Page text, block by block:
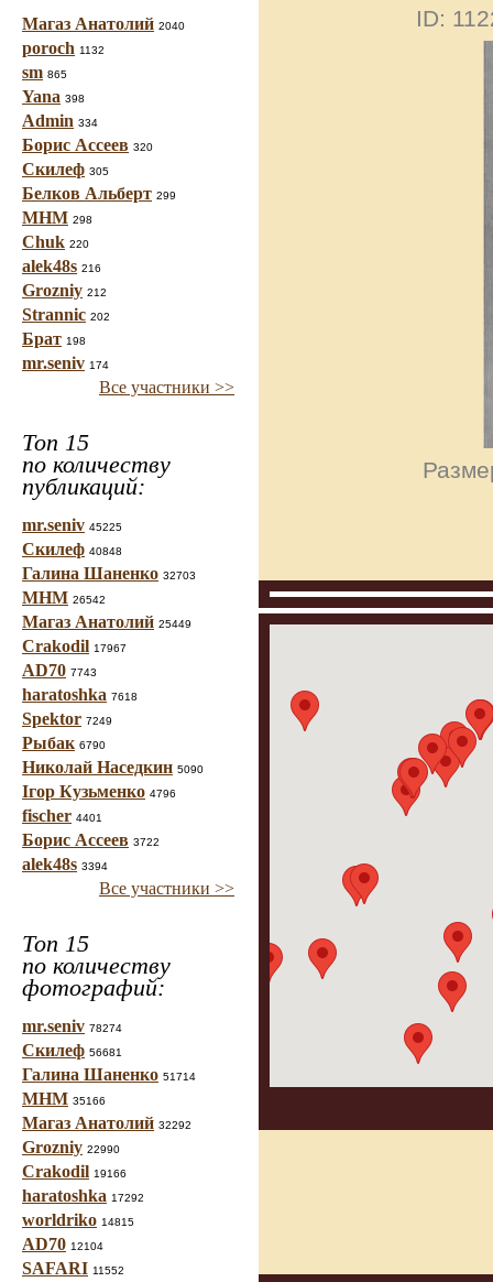
Магаз Анатолий 2040
poroch 1132
sm 865
Yana 398
Admin 334
Борис Ассеев 320
Скилеф 305
Белков Альберт 299
МНМ 298
Chuk 220
alek48s 216
Grozniy 212
Strannic 202
Брат 198
mr.seniv 174
Все участники >>
Топ 15
по количеству
публикаций:
mr.seniv 45225
Скилеф 40848
Галина Шаненко 32703
МНМ 26542
Магаз Анатолий 25449
Crakodil 17967
AD70 7743
haratoshka 7618
Spektor 7249
Рыбак 6790
Николай Наседкин 5090
Ігор Кузьменко 4796
fischer 4401
Борис Ассеев 3722
alek48s 3394
Все участники >>
Топ 15
по количеству
фотографий:
mr.seniv 78274
Скилеф 56681
Галина Шаненко 51714
МНМ 35166
Магаз Анатолий 32292
Grozniy 22990
Crakodil 19166
haratoshka 17292
worldriko 14815
AD70 12104
SAFARI 11552
ID: